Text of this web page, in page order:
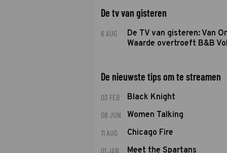
De tv van gisteren
6 AUG
De TV van gisteren: Van
Waarde overtroeft B&B
De nieuwste tips om te streamen
03 FEB Black Knight
08 JUN Women Talking
11 AUG Chicago Fire
01 JAN Meet the Spartans